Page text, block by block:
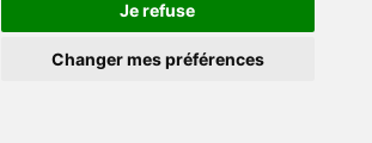
Je refuse
Changer mes préférences